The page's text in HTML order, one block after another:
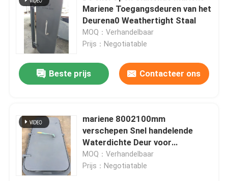
Contacteer ons
Vraag een offerte aan
Company News
Mariene Vensters
Mariene Broedseldekking
Mariene Toegangsdeuren van het
Deurena0 Weathertight Staal
MOQ：Verhandelbaar
Prijs：Negotiatable
Beste prijs Contacteer ons
mariene 8002100mm
verschepen Snel handelende
Waterdichte Deur voor
Scheepsbouw
MOQ：Verhandelbaar
Prijs：Negotiatable